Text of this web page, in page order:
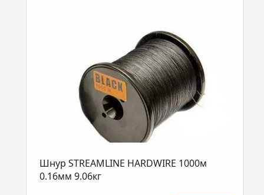
Шнур STREAMLINE HARDWIRE 1000м
0.16мм 9.06кг